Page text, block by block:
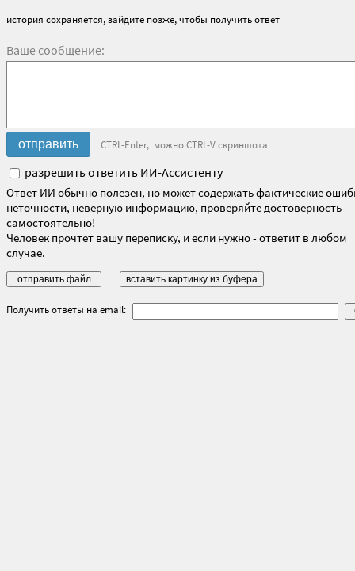
история сохраняется, зайдите позже, чтобы получить ответ
Ваше сообщение:
CTRL-Enter, можно CTRL-V скриншота
разрешить ответить ИИ-Ассистенту
Ответ ИИ обычно полезен, но может содержать фактические
неточности, неверную информацию, проверяйте достоверность
самостоятельно!
Человек прочтет вашу переписку, и если нужно - ответит в любом
случае.
Получить ответы на email: